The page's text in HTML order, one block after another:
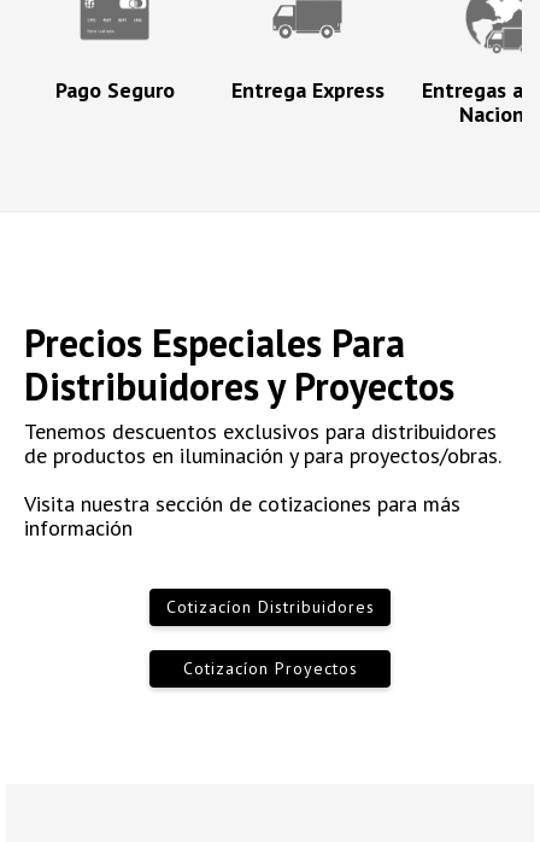
Pago Seguro Entrega Express
Entregas a
Nacional
Precios Especiales Para
Distribuidores y Proyectos
Tenemos descuentos exclusivos para distribuidores
de productos en iluminación y para proyectos/obras.
Visita nuestra sección de cotizaciones para más
información
Cotizacíon Distribuidores
Cotizacíon Proyectos